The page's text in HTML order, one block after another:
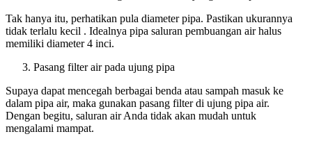
Tak hanya itu, perhatikan pula diameter pipa. Pastikan ukurannya
tidak terlalu kecil . Idealnya pipa saluran pembuangan air halus
memiliki diameter 4 inci.
Pasang filter air pada ujung pipa
Supaya dapat mencegah berbagai benda atau sampah masuk ke
dalam pipa air, maka gunakan pasang filter di ujung pipa air.
Dengan begitu, saluran air Anda tidak akan mudah untuk
mengalami mampat.